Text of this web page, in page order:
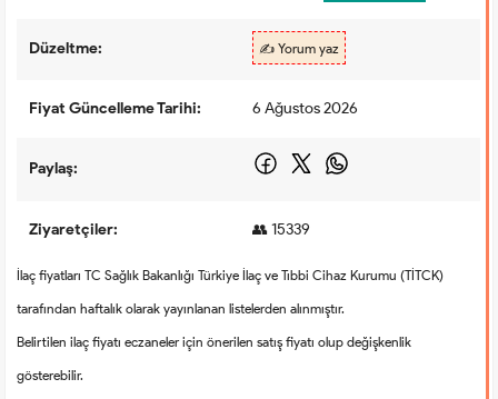
Düzeltme: ✍️ Yorum yaz
Fiyat Güncelleme Tarihi: 6 Ağustos 2026
Paylaş:
Ziyaretçiler: 👥 15339
İlaç fiyatları TC Sağlık Bakanlığı Türkiye İlaç ve Tıbbi Cihaz Kurumu (TİTCK)
tarafından haftalık olarak yayınlanan listelerden alınmıştır.
Belirtilen ilaç fiyatı eczaneler için önerilen satış fiyatı olup değişkenlik
gösterebilir.